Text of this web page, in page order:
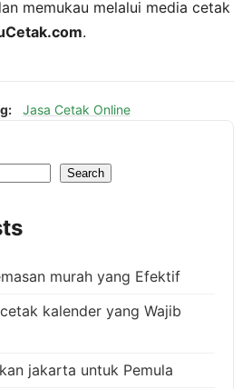
memukau melalui media cetak
.
Jasa Cetak Online
Search
murah yang Efektif
kalender yang Wajib
jakarta untuk Pemula